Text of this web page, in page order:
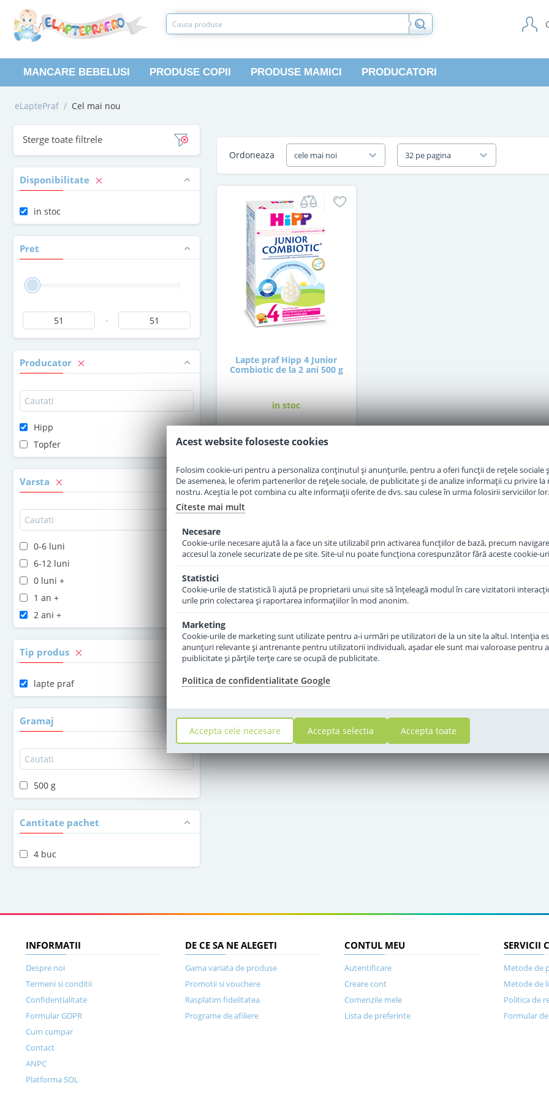
MANCARE BEBELUSI PRODUSE COPII PRODUSE MAMICI PRODUCATORI
eLaptePraf / Cel mai nou
Sterge toate filtrele
Disponibilitate
in stoc
Pret
-
Producator
Hipp
Topfer
Varsta
0-6 luni
6-12 luni
0 luni +
1 an +
2 ani +
Tip produs
lapte praf
Gramaj
500 g
Cantitate pachet
4 buc
Ordoneaza cele mai noi 32 pe pagina
Lapte praf Hipp 4 Junior
Combiotic de la 2 ani 500 g
in stoc
51,00 Lei
Adauga in cos
INFORMATII
Despre noi
Termeni si conditii
Confidentialitate
Formular GDPR
Cum cumpar
Contact
ANPC
Platforma SOL
DE CE SA NE ALEGETI
Gama variata de produse
Promotii si vouchere
Rasplatim fidelitatea
Programe de afiliere
CONTUL MEU
Autentificare
Creare cont
Comenzile mele
Lista de preferinte
SERVICII
Metode de
Metode de
Politica de
Formular
Acest website foloseste cookies
Folosim cookie-uri pentru a personaliza conținutul și anunțurile, pentru a oferi funcții de rețele sociale
De asemenea, le oferim partenerilor de rețele sociale, de publicitate și de analize informații cu privire
nostru. Aceștia le pot combina cu alte informații oferite de dvs. sau culese în urma folosirii serviciilor lor.
Citeste mai mult
Necesare
Cookie-urile necesare ajută la a face un site utilizabil prin activarea funcţiilor de bază, precum
accesul la zonele securizate de pe site. Site-ul nu poate funcţiona corespunzător fără aceste cookie-
Statistici
Cookie-urile de statistică îi ajută pe proprietarii unui site să înţeleagă modul în care vizitatorii
urile prin colectarea şi raportarea informaţiilor în mod anonim.
Marketing
Cookie-urile de marketing sunt utilizate pentru a-i urmări pe utilizatori de la un site la altul. Intenţia
anunţuri relevante şi antrenante pentru utilizatorii individuali, aşadar ele sunt mai valoroase pentru
puiblicitate şi părţile terţe care se ocupă de publicitate.
Politica de confidentialitate Google
Accepta cele necesare Accepta selectia Accepta toate